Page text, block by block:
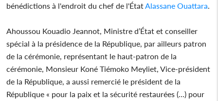
bénédictions à l'endroit du chef de l'ÉtatAlassane Ouattara.
Ahoussou Kouadio Jeannot, Ministre d’État et conseiller
spécial à la présidence de la République, par ailleurs patron
de la cérémonie, représentant le haut‑patron de la
cérémonie, Monsieur Koné Tiémoko Meyliet, Vice‑président
de la République, a aussi remercié le président de la
République « pour la paix et la sécurité restaurées (...) pour